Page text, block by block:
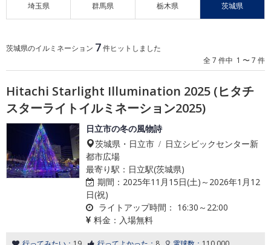
埼玉県 群馬県 栃木県 茨城県
茨城県のイルミネーション 7件ヒットしました
全 7 件中 1 〜 7 件
Hitachi Starlight Illumination 2025 (ヒタチ
スターライトイルミネーション2025)
日立市の冬の風物詩
茨城県・日立市 / 日立シビックセンター新
都市広場
最寄り駅：日立駅(茨城県)
期間： 2025年11月15日(土)～2026年1月12
日(祝)
ライトアップ時間： 16:30～22:00
料金： 入場無料